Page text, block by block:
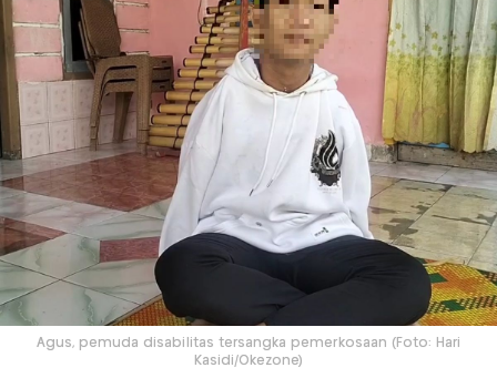
Agus, pemuda disabilitas tersangka pemerkosaan (Foto: Hari
Kasidi/Okezone)